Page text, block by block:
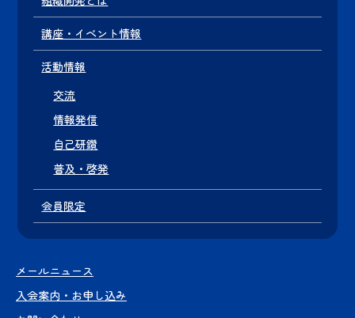
講座・イベント情報
活動情報
交流
情報発信
自己研鑽
普及・啓発
会員限定
メールニュース
入会案内・お申し込み